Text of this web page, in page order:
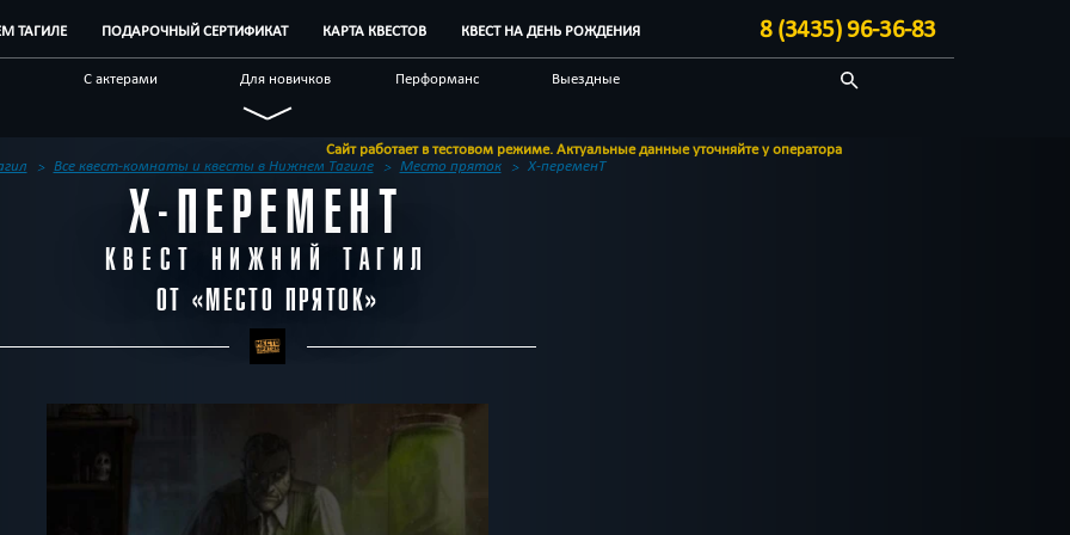
ТАГИЛЕ ПОДАРОЧНЫЙ СЕРТИФИКАТ КАРТА КВЕСТОВ КВЕСТ НА ДЕНЬ РОЖДЕНИЯ 8 (3435) 96-36-83
С актерами Для новичков Перформанс Выездные
Детективные
Корпоративным
клиентам Квест-комнаты Бренды квестов
Сайт работает в тестовом режиме. Актуальные данные уточняйте у оператора
Все квест-комнаты и квесты в Нижнем Тагиле Место пряток Х-переменТ
Х-ПЕРЕМЕНТ
КВЕСТ НИЖНИЙ ТАГИЛ
ОТ «МЕСТО ПРЯТОК»